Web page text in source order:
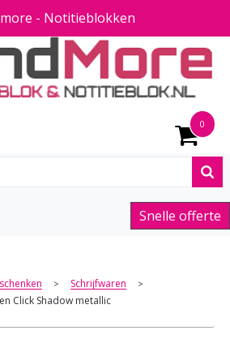
- Notitieblokken
0
Snelle offerte
> Schrijfwaren >
Click Shadow metallic